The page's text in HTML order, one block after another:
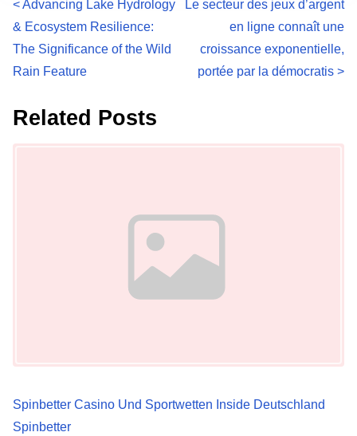
P
o
s
t
o
<Advancing Lake Hydrology
& Ecosystem Resilience:
The Significance of the Wild
Rain Feature
Le secteur des jeux d’argent
en ligne connaît une
croissance exponentielle,
portée par la démocratis >
Related Posts
Image Placeholder
Spinbetter Casino Und Sportwetten Inside Deutschland
Spinbetter